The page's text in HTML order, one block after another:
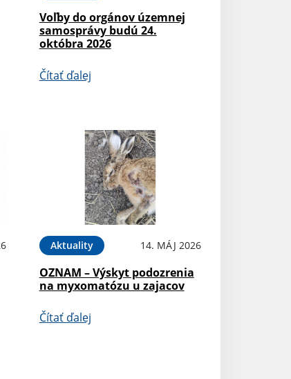
Voľby do orgánov územnej
samosprávy budú 24.
októbra 2026
Čítať ďalej
Aktuality 14. MÁJ 2026
OZNAM – Výskyt podozrenia
na myxomatózu u zajacov
Čítať ďalej